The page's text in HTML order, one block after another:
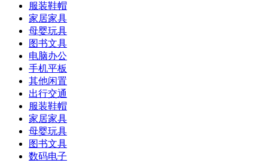
服装鞋帽
家居家具
母婴玩具
图书文具
电脑办公
手机平板
其他闲置
出行交通
服装鞋帽
家居家具
母婴玩具
图书文具
数码电子